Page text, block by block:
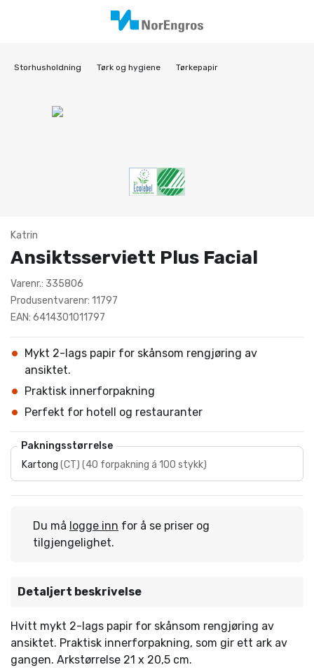
Storhusholdning Tørk og hygiene Tørkepapir
Katrin
Ansiktsserviett Plus Facial
Varenr.: 335806
Produsentvarenr: 11797
EAN: 6414301011797
Mykt 2-lags papir for skånsom rengjøring av
ansiktet.
Praktisk innerforpakning
Perfekt for hotell og restauranter
Pakningsstørrelse
Kartong (CT) (40 forpakning á 100 stykk)
Du må logge inn for å se priser og
tilgjengelighet.
Detaljert beskrivelse
Hvitt mykt 2-lags papir for skånsom rengjøring av
ansiktet. Praktisk innerforpakning, som gir ett ark av
gangen. Arkstørrelse 21 x 20,5 cm.